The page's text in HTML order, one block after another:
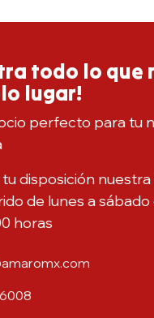
todo lo que
lugar!
perfecto para tu
disposición
de lunes a sábado
horas